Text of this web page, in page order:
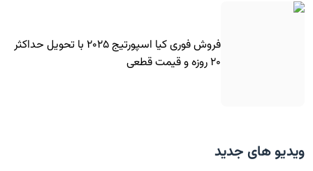
فروش فوری کیا اسپورتیج ۲۰۲۵ با تحویل حداکثر
۲۰ روزه و قیمت قطعی
ویدیو های جدید